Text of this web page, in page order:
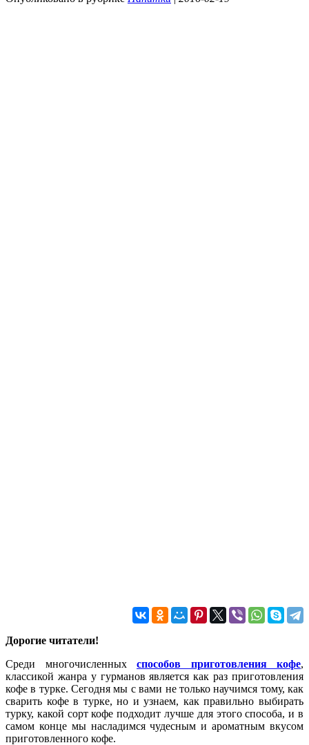
Дорогие читатели!
Среди многочисленных способов приготовления кофе,
классикой жанра у гурманов является как раз приготовления
кофе в турке. Сегодня мы с вами не только научимся тому, как
сварить кофе в турке, но и узнаем, как правильно выбирать
турку, какой сорт кофе подходит лучше для этого способа, и в
самом конце мы насладимся чудесным и ароматным вкусом
приготовленного кофе.